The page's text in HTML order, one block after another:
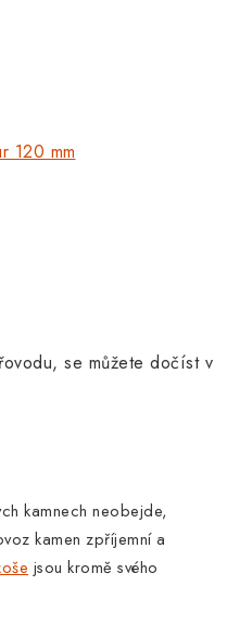
120 mm
se můžete dočíst v
kamnech neobejde,
kamen zpříjemní a
jsou kromě svého